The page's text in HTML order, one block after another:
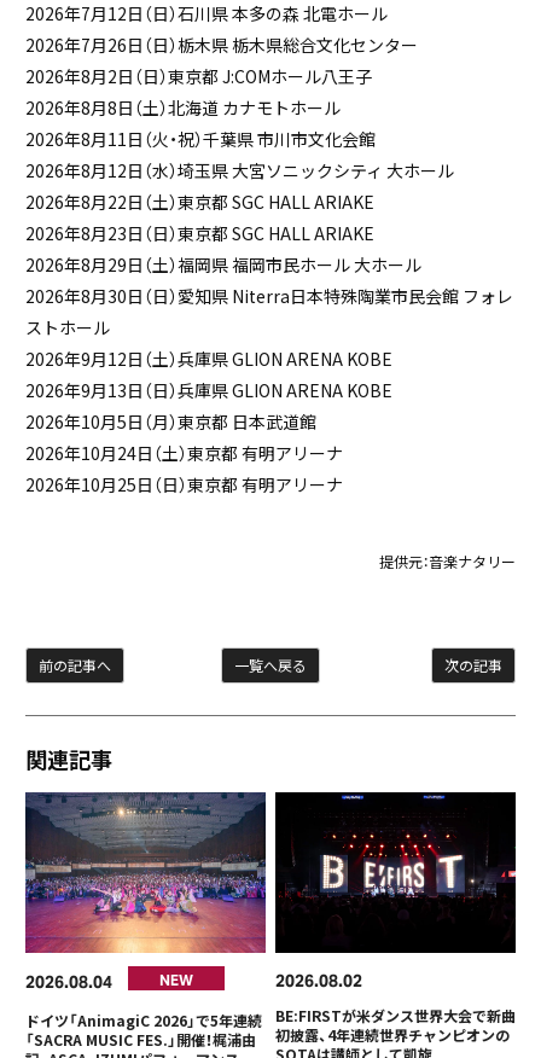
2026年7月12日（日）石川県 本多の森 北電ホール
2026年7月26日（日）栃木県 栃木県総合文化センター
2026年8月2日（日）東京都 J:COMホール八王子
2026年8月8日（土）北海道 カナモトホール
2026年8月11日（火・祝）千葉県 市川市文化会館
2026年8月12日（水）埼玉県 大宮ソニックシティ 大ホール
2026年8月22日（土）東京都 SGC HALL ARIAKE
2026年8月23日（日）東京都 SGC HALL ARIAKE
2026年8月29日（土）福岡県 福岡市民ホール 大ホール
2026年8月30日（日）愛知県 Niterra日本特殊陶業市民会館 フォレ
ストホール
2026年9月12日（土）兵庫県 GLION ARENA KOBE
2026年9月13日（日）兵庫県 GLION ARENA KOBE
2026年10月5日（月）東京都 日本武道館
2026年10月24日（土）東京都 有明アリーナ
2026年10月25日（日）東京都 有明アリーナ
提供元：音楽ナタリー
次の記事
一覧へ戻る
前の記事へ
関連記事
2026 08 04 NEW
ドイツ「AnimagiC 2026」で5年連続
「SACRA MUSIC FES.」開催！梶浦由
2026 08 02
BE:FIRSTが米ダンス世界大会で新曲
初披露、4年連続世界チャンピオンの
SOTAは講師として凱旋